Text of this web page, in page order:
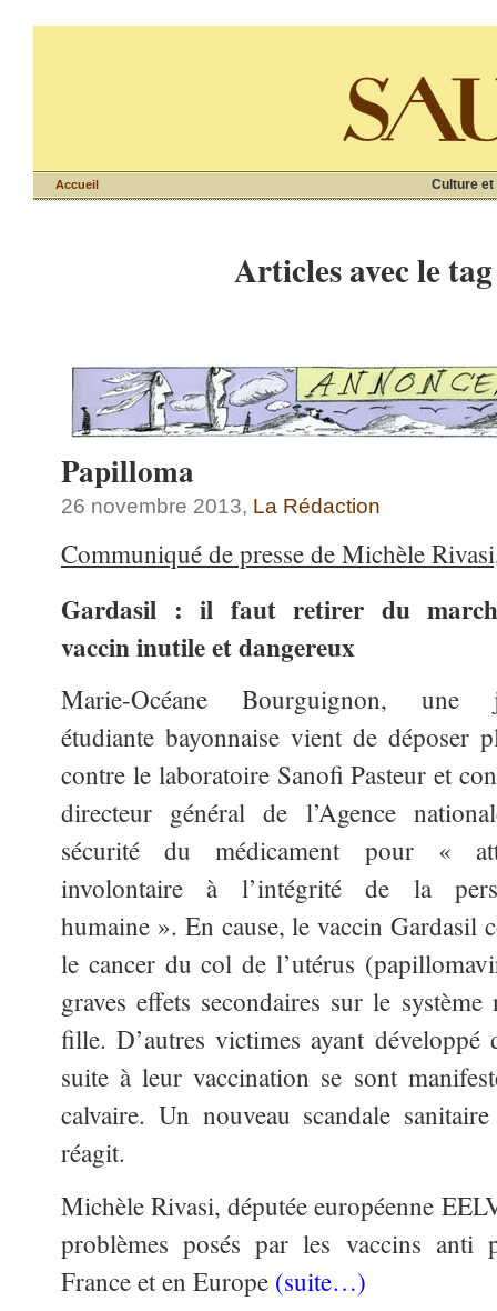
Culture et
Accueil
Articles avec le tag
Papilloma
26 novembre 2013, La Rédaction
Communiqué de presse de Michèle
Gardasil : il faut retirer du
vaccin inutile et dangereux
Marie-Océane Bourguignon, une
étudiante bayonnaise vient de déposer
contre le laboratoire Sanofi Pasteur et
directeur général de l’Agence
sécurité du médicament pour «
involontaire à l’intégrité de la
humaine ». En cause, le vaccin Gardasil
le cancer du col de l’utérus
graves effets secondaires sur le
fille. D’autres victimes ayant développé
suite à leur vaccination se sont
calvaire. Un nouveau scandale
réagit.
Michèle Rivasi, députée européenne
problèmes posés par les vaccins anti
France et en Europe (suite…)